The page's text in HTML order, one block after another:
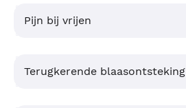
Pijn bij vrijen
Terugkerende blaasontsteking